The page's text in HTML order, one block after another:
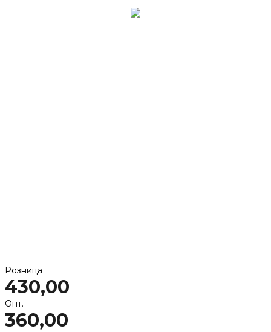
Розница
430,00
Опт.
360,00